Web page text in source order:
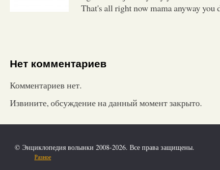
That's all right now mama anyway you
Нет комментариев
Комментариев нет.
Извините, обсуждение на данный момент закрыто.
© Энциклопедия волынки 2008-2026. Все права защищены.
Разное